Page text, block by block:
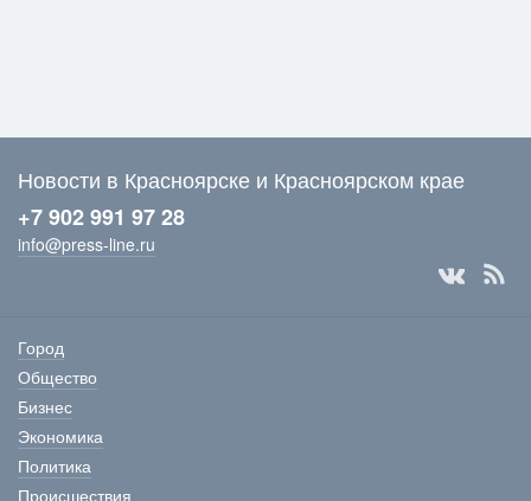
Новости в Красноярске и Красноярском крае
+7 902 991 97 28
info@press-line.ru
Город
Общество
Бизнес
Экономика
Политика
Происшествия